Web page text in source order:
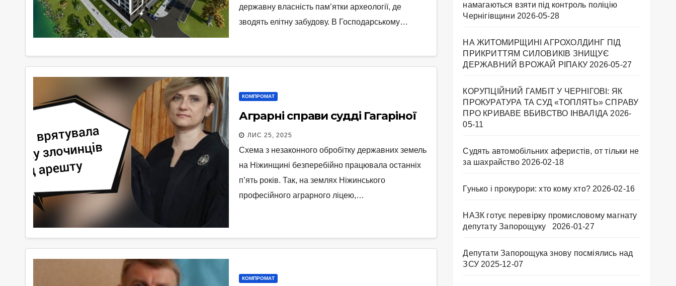
державну власність пам’ятки археології, де
зводять елітну забудову. В Господарському…
КОМПРОМАТ
Аграрні справи судді Гагаріної
ЛИС 25, 2025
Схема з незаконного обробітку державних земель
на Ніжинщині безперебійно працювала останніх
п’ять років. Так, на землях Ніжинського
професійного аграрного ліцею,…
КОМПРОМАТ
намагаються взяти під контроль поліцію
Чернігівщини 2026-05-28
НА ЖИТОМИРЩИНІ АГРОХОЛДИНГ ПІД
ПРИКРИТТЯМ СИЛОВИКІВ ЗНИЩУЄ
ДЕРЖАВНИЙ ВРОЖАЙ РІПАКУ ​ 2026-05-27
КОРУПЦІЙНИЙ ГАМБІТ У ЧЕРНІГОВІ: ЯК
ПРОКУРАТУРА ТА СУД «ТОПЛЯТЬ» СПРАВУ
ПРО КРИВАВЕ ВБИВСТВО ІНВАЛІДА 2026-
05-11
Судять автомобільних аферистів, от тільки не
за шахрайство 2026-02-18
Гунько і прокурори: хто кому хто? 2026-02-16
НАЗК готує перевірку промисловому магнату
депутату Запорощуку
2026-01-27
Депутати Запорощука знову посміялись над
ЗСУ 2025-12-07